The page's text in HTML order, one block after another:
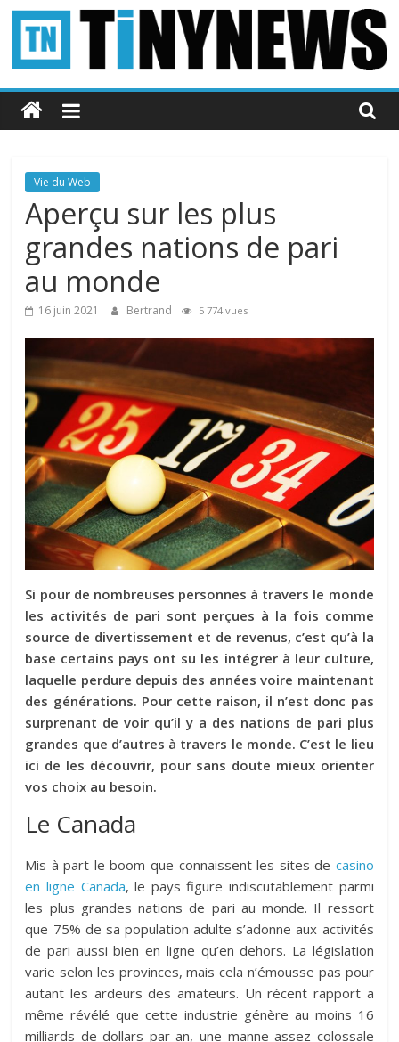
Passer
contenu
Tinynews
Le
belge
connecté
Vie du Web
Aperçu sur les plus
grandes nations de pari
au monde
16 juin 2021 Bertrand 5 774 vues
Si pour de nombreuses personnes à travers le monde
les activités de pari sont perçues à la fois comme
source de divertissement et de revenus, c’est qu’à la
base certains pays ont su les intégrer à leur culture,
laquelle perdure depuis des années voire maintenant
des générations. Pour cette raison, il n’est donc pas
surprenant de voir qu’il y a des nations de pari plus
grandes que d’autres à travers le monde. C’est le lieu
ici de les découvrir, pour sans doute mieux orienter
vos choix au besoin.
Le Canada
Mis à part le boom que connaissent les sites de casino
en ligne Canada, le pays figure indiscutablement parmi
les plus grandes nations de pari au monde. Il ressort
que 75% de sa population adulte s’adonne aux activités
de pari aussi bien en ligne qu’en dehors. La législation
varie selon les provinces, mais cela n’émousse pas pour
autant les ardeurs des amateurs. Un récent rapport a
même révélé que cette industrie génère au moins 16
milliards de dollars par an, une manne assez colossale